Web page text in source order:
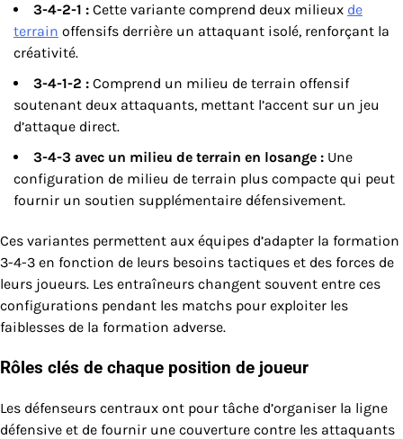
3-4-2-1 : Cette variante comprend deux milieux de
terrain offensifs derrière un attaquant isolé, renforçant la
créativité.
3-4-1-2 : Comprend un milieu de terrain offensif
soutenant deux attaquants, mettant l’accent sur un jeu
d’attaque direct.
3-4-3 avec un milieu de terrain en losange : Une
configuration de milieu de terrain plus compacte qui peut
fournir un soutien supplémentaire défensivement.
Ces variantes permettent aux équipes d’adapter la formation
3-4-3 en fonction de leurs besoins tactiques et des forces de
leurs joueurs. Les entraîneurs changent souvent entre ces
configurations pendant les matchs pour exploiter les
faiblesses de la formation adverse.
Rôles clés de chaque position de joueur
Les défenseurs centraux ont pour tâche d’organiser la ligne
défensive et de fournir une couverture contre les attaquants